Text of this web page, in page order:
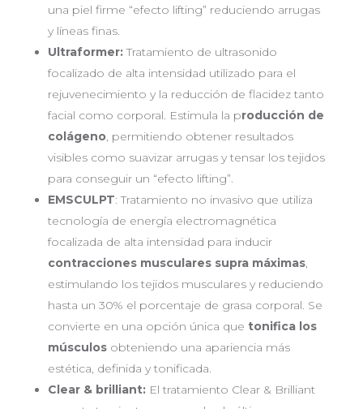
una piel firme “efecto lifting” reduciendo arrugas
y líneas finas.
Ultraformer:Tratamiento de ultrasonido
focalizado de alta intensidad utilizado para el
rejuvenecimiento y la reducción de flacidez tanto
facial como corporal. Estimula la producción de
colágeno, permitiendo obtener resultados
visibles como suavizar arrugas y tensar los tejidos
para conseguir un “efecto lifting”.
EMSCULPT: Tratamiento no invasivo que utiliza
tecnología de energía electromagnética
focalizada de alta intensidad para inducir
contracciones musculares supra máximas,
estimulando los tejidos musculares y reduciendo
hasta un 30% el porcentaje de grasa corporal. Se
convierte en una opción única que tonifica los
músculos obteniendo una apariencia más
estética, definida y tonificada.
Clear & brilliant:El tratamiento Clear & Brilliant